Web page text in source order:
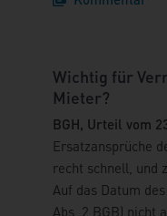
Wichtig für
Mieter?
BGH, Urteil vom
Ersatzansprüche
recht schnell, und
Auf das Datum
Abs. 2 BGB) nicht